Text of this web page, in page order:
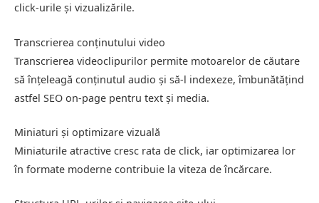
click-urile și vizualizările.
Transcrierea conținutului video
Transcrierea videoclipurilor permite motoarelor de căutare
să înțeleagă conținutul audio și să-l indexeze, îmbunătățind
astfel SEO on-page pentru text și media.
Miniaturi și optimizare vizuală
Miniaturile atractive cresc rata de click, iar optimizarea lor
în formate moderne contribuie la viteza de încărcare.